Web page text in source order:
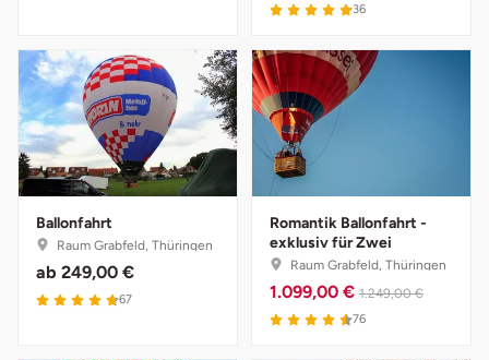
36
Ballonfahrt
Raum Grabfeld, Thüringen
ab 249,00 €
67
Romantik Ballonfahrt -
exklusiv für Zwei
Raum Grabfeld, Thüringen
1.099,00 € 1.249,00 €
76
Gotha
Göppingen